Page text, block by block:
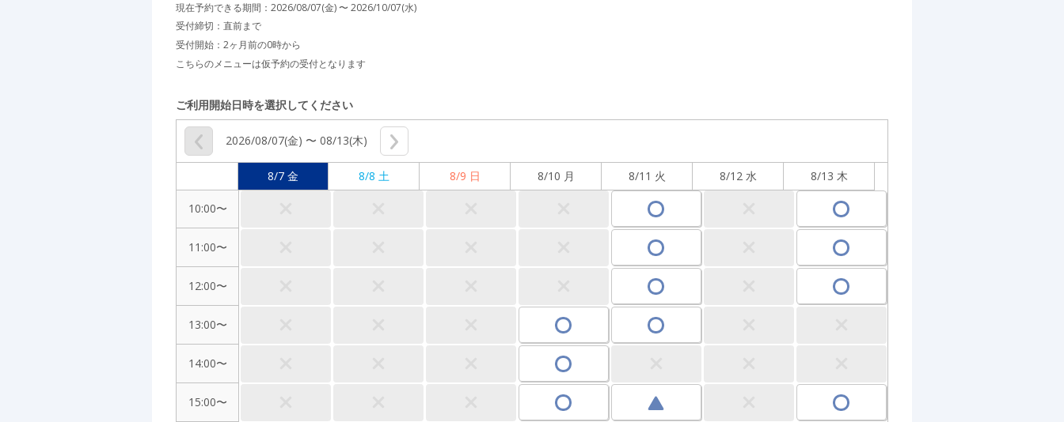
現在予約できる期間： 2026/08/07(金) 〜2026/10/07(水)
受付締切： 直前まで
受付開始： 2ヶ月前の0時から
こちらのメニューは仮予約の受付となります
ご利用開始日時を選択してください
2026/08/07(金) 〜 08/13(木)
8/7 金 8/8 土 8/9 日 8/10 月 8/11 火 8/12 水 8/13 木
10:00〜
11:00〜
12:00〜
13:00〜
14:00〜
15:00〜